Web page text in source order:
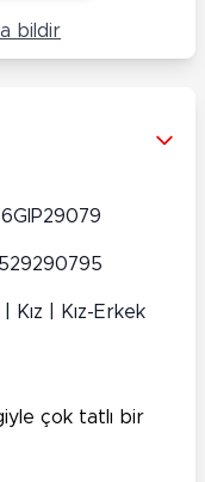
bildir
Kız | Kız-Erkek
çok tatlı bir